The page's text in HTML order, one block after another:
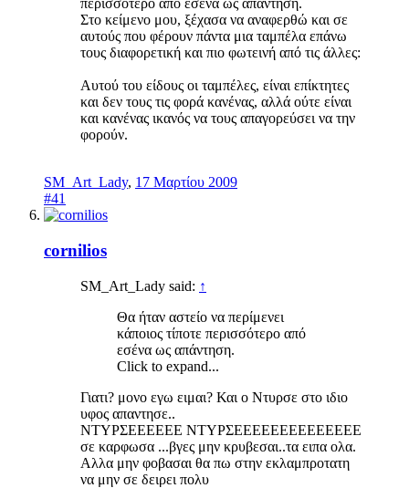
περισσότερο από εσένα ως απάντηση.
Στο κείμενο μου, ξέχασα να αναφερθώ και σε
αυτούς που φέρουν πάντα μια ταμπέλα επάνω
τους διαφορετική και πιο φωτεινή από τις άλλες:
Αυτού του είδους οι ταμπέλες, είναι επίκτητες
και δεν τους τις φορά κανένας, αλλά ούτε είναι
και κανένας ικανός να τους απαγορεύσει να την
φορούν.
SM_Art_Lady, 17 Μαρτίου 2009
#41
cornilios
SM_Art_Lady said: ↑
Θα ήταν αστείο να περίμενει
κάποιος τίποτε περισσότερο από
εσένα ως απάντηση.
Click to expand...
Γιατι? μονο εγω ειμαι? Και ο Ντυρσε στο ιδιο
υφος απαντησε..
ΝΤΥΡΣΕΕΕΕΕΕ ΝΤΥΡΣΕΕΕΕΕΕΕΕΕΕΕΕΕΕ
σε καρφωσα ...βγες μην κρυβεσαι..τα ειπα ολα.
Αλλα μην φοβασαι θα πω στην εκλαμπροτατη
να μην σε δειρει πολυ